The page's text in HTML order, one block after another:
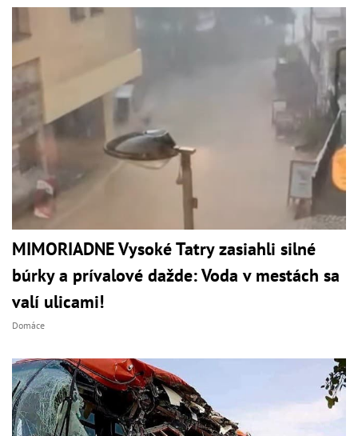
MIMORIADNE Vysoké Tatry zasiahli silné
búrky a prívalové dažde: Voda v mestách sa
valí ulicami!
Domáce